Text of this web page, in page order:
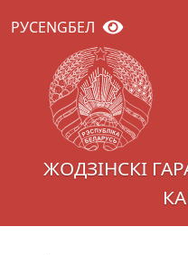
РУСENGБЕЛ
ЖОДЗІНСКІ